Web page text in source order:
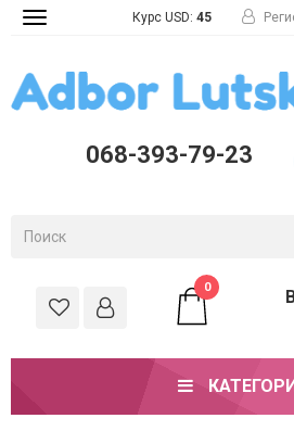
Toggle
Курс USD: 45
068-393-79-23
0